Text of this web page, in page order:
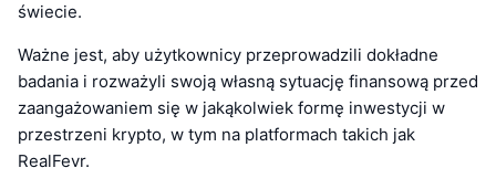
świecie.
Ważne jest, aby użytkownicy przeprowadzili dokładne
badania i rozważyli swoją własną sytuację finansową przed
zaangażowaniem się w jakąkolwiek formę inwestycji w
przestrzeni krypto, w tym na platformach takich jak
RealFevr.